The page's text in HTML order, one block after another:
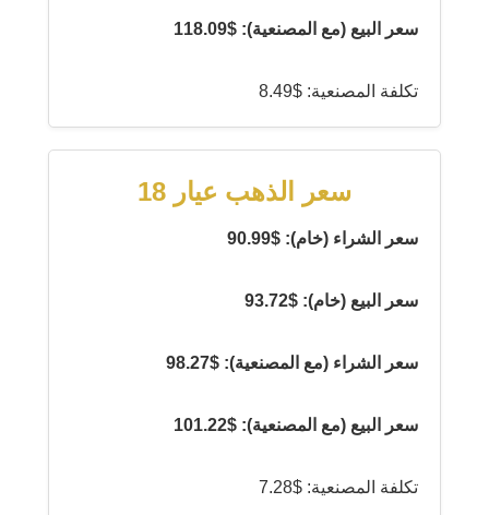
سعر البيع (مع المصنعية): $118.09
تكلفة المصنعية: $8.49
سعر الذهب عيار 18
سعر الشراء (خام): $90.99
سعر البيع (خام): $93.72
سعر الشراء (مع المصنعية): $98.27
سعر البيع (مع المصنعية): $101.22
تكلفة المصنعية: $7.28